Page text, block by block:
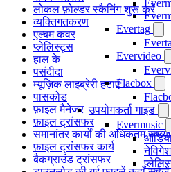
Evertag
Evervideo
Flacbox
उपयोगकर्ता गाइड
Evermusic
लोकल फ़ोल्डर स्कैनिंग शुरू करें
व्यक्तिगतकरण
एल्बम कवर
प्लेलिस्ट्स
हाल के
पसंदीदा
म्यूज़िक लाइब्रेरी हटाएं
पासकोड
फ़ाइल मैनेजर
फ़ाइल ट्रांसफर
समानांतर कार्यों की अधिकतम संख्या
फ़ाइल ट्रांसफर कार्य
बैकग्राउंड ट्रांसफर